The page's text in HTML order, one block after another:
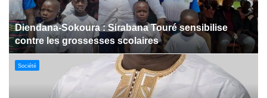
Dabakala:Le festival FEMUDA 2.0 dévoile des
innovations porteuses d’espoir pour la jeunesse
Sport